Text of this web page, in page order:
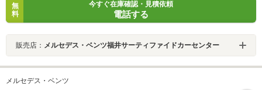
無
料
今すぐ在庫確認・見積依頼
電話する
販売店： メルセデス・ベンツ福井サーティファイドカーセンター
メルセデス・ベンツ